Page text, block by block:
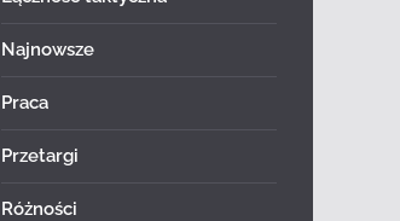
Najnowsze
Praca
Przetargi
Różności